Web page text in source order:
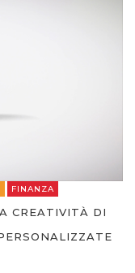
FINANZA
CREATIVITÀ DI